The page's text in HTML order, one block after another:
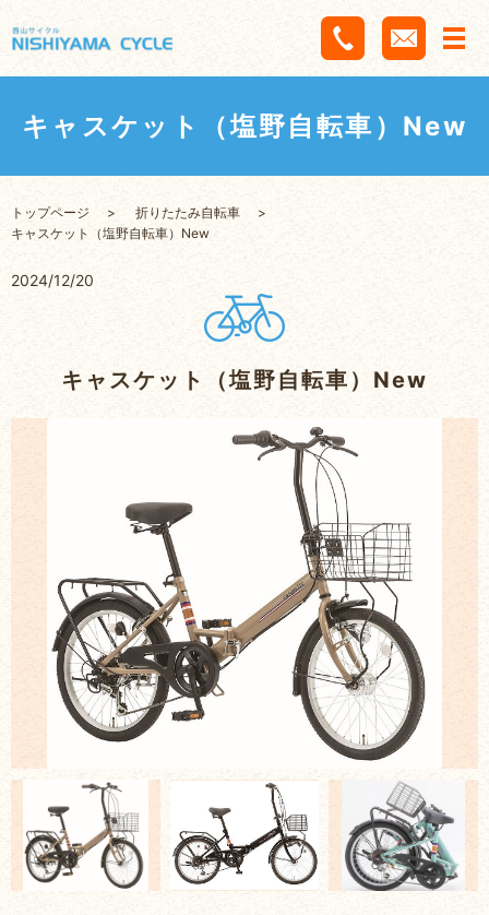
キャスケット（塩野自転車）New
トップページ
折りたたみ自転車
キャスケット（塩野自転車）New
2024/12/20
キャスケット（塩野自転車）New